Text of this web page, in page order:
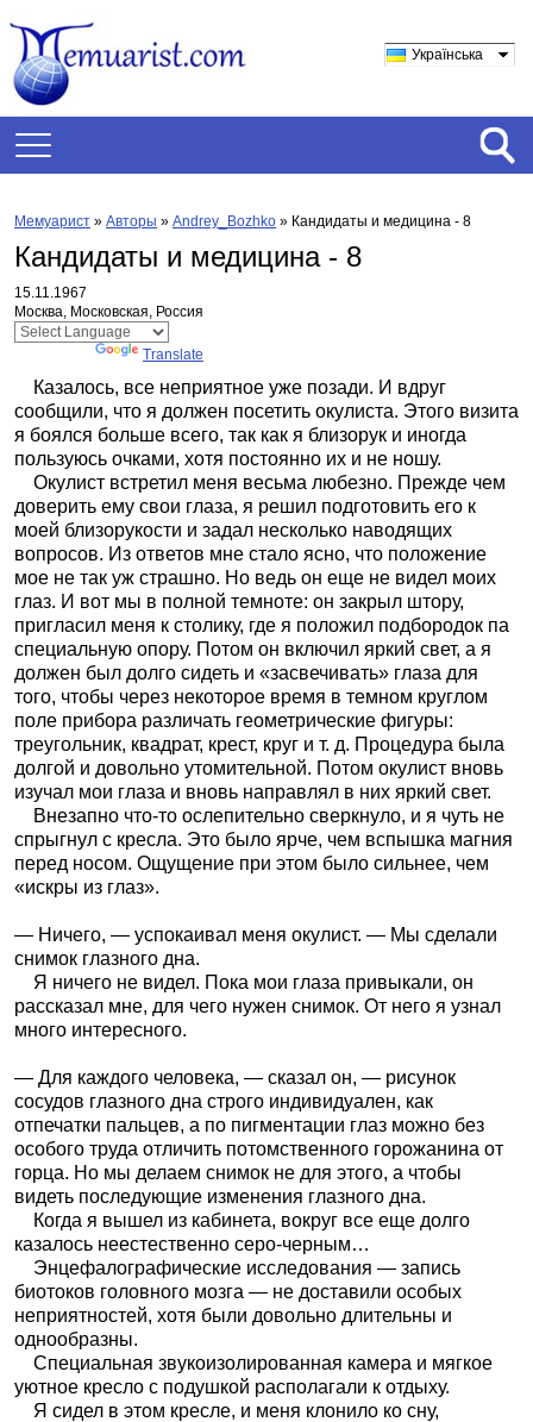
Українська
Мемуарист » Авторы » Andrey_Bozhko » Кандидаты и медицина - 8
Кандидаты и медицина - 8
15.11.1967
Москва, Московская, Россия
Translate
Казалось, все неприятное уже позади. И вдруг
сообщили, что я должен посетить окулиста. Этого визита
я боялся больше всего, так как я близорук и иногда
пользуюсь очками, хотя постоянно их и не ношу.
Окулист встретил меня весьма любезно. Прежде чем
доверить ему свои глаза, я решил подготовить его к
моей близорукости и задал несколько наводящих
вопросов. Из ответов мне стало ясно, что положение
мое не так уж страшно. Но ведь он еще не видел моих
глаз. И вот мы в полной темноте: он закрыл штору,
пригласил меня к столику, где я положил подбородок па
специальную опору. Потом он включил яркий свет, а я
должен был долго сидеть и «засвечивать» глаза для
того, чтобы через некоторое время в темном круглом
поле прибора различать геометрические фигуры:
треугольник, квадрат, крест, круг и т. д. Процедура была
долгой и довольно утомительной. Потом окулист вновь
изучал мои глаза и вновь направлял в них яркий свет.
Внезапно что-то ослепительно сверкнуло, и я чуть не
спрыгнул с кресла. Это было ярче, чем вспышка магния
перед носом. Ощущение при этом было сильнее, чем
«искры из глаз».
— Ничего, — успокаивал меня окулист. — Мы сделали
снимок глазного дна.
Я ничего не видел. Пока мои глаза привыкали, он
рассказал мне, для чего нужен снимок. От него я узнал
много интересного.
— Для каждого человека, — сказал он, — рисунок
сосудов глазного дна строго индивидуален, как
отпечатки пальцев, а по пигментации глаз можно без
особого труда отличить потомственного горожанина от
горца. Но мы делаем снимок не для этого, а чтобы
видеть последующие изменения глазного дна.
Когда я вышел из кабинета, вокруг все еще долго
казалось неестественно серо-черным…
Энцефалографические исследования — запись
биотоков головного мозга — не доставили особых
неприятностей, хотя были довольно длительны и
однообразны.
Специальная звукоизолированная камера и мягкое
уютное кресло с подушкой располагали к отдыху.
Я сидел в этом кресле, и меня клонило ко сну,